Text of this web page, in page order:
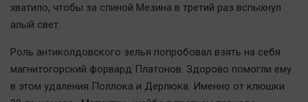
Другие рубрики
Online-консультация
хватило, чтобы за спиной Мезина в третий раз вспыхнул
алый свет.
Роль антиколдовского зелья попробовал взять на себя
магнитогорский форвард Платонов. Здорово помогли ему
в этом удаления Поллока и Дерлюка. Именно от клюшки